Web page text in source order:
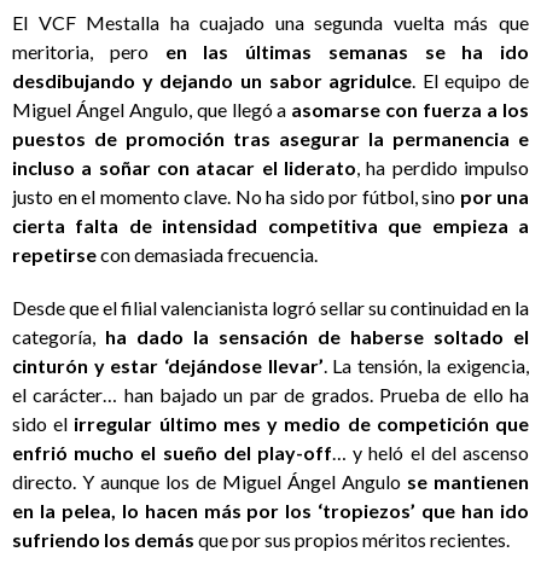
El VCF Mestalla ha cuajado una segunda vuelta más que
meritoria, pero en las últimas semanas se ha ido
desdibujando y dejando un sabor agridulce. El equipo de
Miguel Ángel Angulo, que llegó a asomarse con fuerza a los
puestos de promoción tras asegurar la permanencia e
incluso a soñar con atacar el liderato, ha perdido impulso
justo en el momento clave. No ha sido por fútbol, sino por una
cierta falta de intensidad competitiva que empieza a
repetirsecon demasiada frecuencia.
Desde que el filial valencianista logró sellar su continuidad en la
categoría, ha dado la sensación de haberse soltado el
cinturón y estar ‘dejándose llevar’. La tensión, la exigencia,
el carácter… han bajado un par de grados. Prueba de ello ha
sido el irregular último mes y medio de competición que
enfrió mucho el sueño del play-off… y heló el del ascenso
directo. Y aunque los de Miguel Ángel Angulo se mantienen
en la pelea, lo hacen más por los ‘tropiezos’ que han ido
sufriendo los demás que por sus propios méritos recientes.